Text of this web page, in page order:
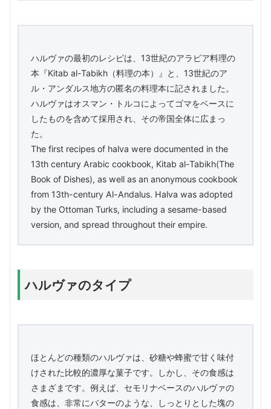
ハルヴァの最初のレシピは、13世紀のアラビア料理の
本『Kitab al-Tabikh（料理の本）』と、13世紀のア
ル・アンダルス地方の匿名の料理本に記されました。
ハルヴァはオスマン・トルコによってゴマをベースに
したものを含めて採用され、その帝国全体に広まっ
た。
The first recipes of halva were documented in the
13th century Arabic cookbook, Kitab al-Tabikh(The
Book of Dishes), as well as an anonymous cookbook
from 13th-century Al-Andalus. Halva was adopted
by the Ottoman Turks, including a sesame-based
version, and spread throughout their empire.
ハルヴァのタイプ
ほとんどの種類のハルヴァは、砂糖や蜂蜜で甘く味付
けされた比較的濃厚な菓子です。しかし、その食感は
さまざまです。例えば、セモリナベースのハルヴァの
食感は、非常にバターのような、しっとりとした塊の